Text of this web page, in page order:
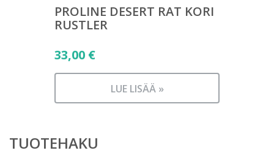
PROLINE DESERT RAT KORI
RUSTLER
33,00 €
LUE LISÄÄ »
TUOTEHAKU